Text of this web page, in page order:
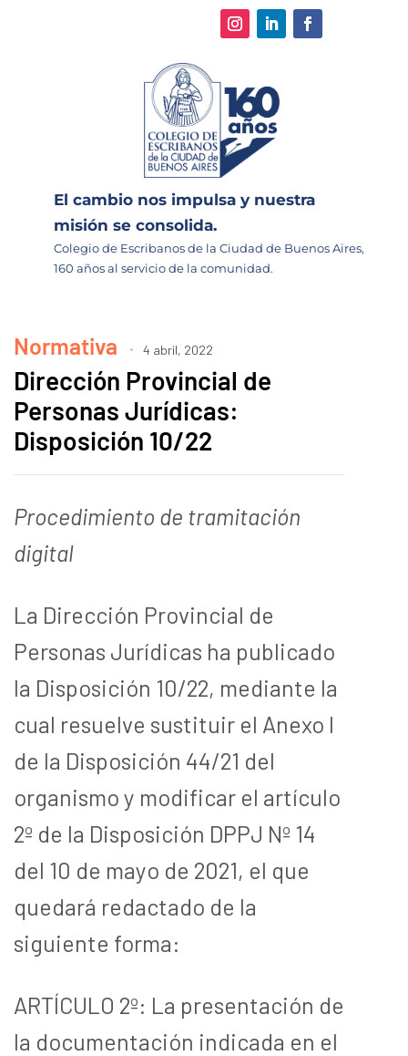
El cambio nos impulsa y nuestra
misión se consolida.
Colegio de Escribanos de la Ciudad de Buenos Aires,
160 años al servicio de la comunidad.
Normativa 4 abril, 2022
Dirección Provincial de
Personas Jurídicas:
Disposición 10/22
Procedimiento de tramitación
digital
La Dirección Provincial de
Personas Jurídicas ha publicado
la Disposición 10/22, mediante la
cual resuelve sustituir el Anexo I
de la Disposición 44/21 del
organismo y modificar el artículo
2º de la Disposición DPPJ Nº 14
del 10 de mayo de 2021, el que
quedará redactado de la
siguiente forma:
ARTÍCULO 2º: La presentación de
la documentación indicada en el